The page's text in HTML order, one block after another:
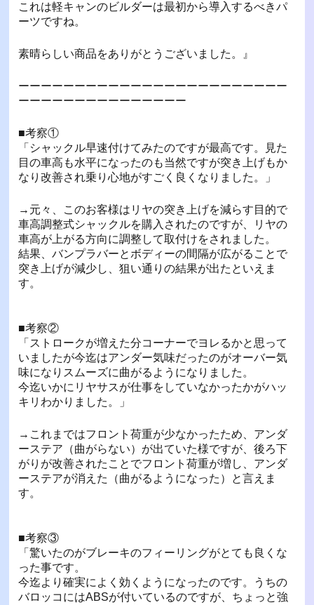
これは軽キャンのビルダーは最初から導入するべきパ
ーツですね。
素晴らしい商品をありがとうございました。』
ーーーーーーーーーーーーーーーーーーーーーーーー
ーーーーーーーーーーーーーーー
■考察①
「シャックル早速付けてみたのですが最高です。見た
目の車高も水平になったのも当然ですが突き上げもか
なり改善され乗り心地がすごく良くなりました。」
→元々、このお客様はリヤの突き上げを減らす目的で
車高調整式シャックルを購入されたのですが、リヤの
車高が上がる方向に調整して取付けをされました。
結果、バンプラバーとボディーの間隔が広がることで
突き上げが減少し、狙い通りの結果が出たといえま
す。
■考察②
「ストロークが増えた分コーナーでヨレるかと思って
いましたが今迄はアンダー気味だったのがオーバー気
味になりスムーズに曲がるようになりました。
今迄いかにリヤサスが仕事をしていなかったかがハッ
キリわかりました。」
→これまではフロント荷重が少なかったため、アンダ
ーステア（曲がらない）が出ていた様ですが、後ろ下
がりが改善されたことでフロント荷重が増し、アンダ
ーステアが消えた（曲がるようになった）と言えま
す。
■考察③
「驚いたのがブレーキのフィーリングがとても良くな
った事です。
今迄より確実によく効くようになったのです。うちの
バロッコにはABSが付いているのですが、ちょっと強